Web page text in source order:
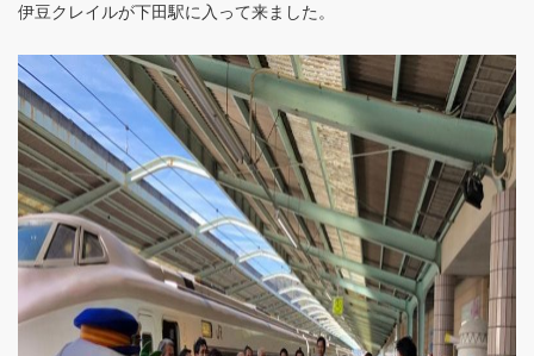
伊豆クレイルが下田駅に入って来ました。